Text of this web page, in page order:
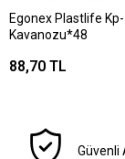
Egonex Plastlife Kp-
Kavanozu*48
88,70 TL
Güvenli